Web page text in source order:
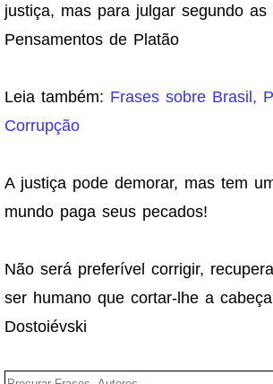
justiça, mas para julgar segundo as
Pensamentos de Platão
Leia também: Frases sobre Brasil,
Corrupção
A justiça pode demorar, mas tem
mundo paga seus pecados!
Não será preferível corrigir,
ser humano que cortar-lhe a
Dostoiévski